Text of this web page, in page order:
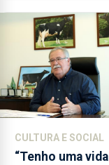
CULTURA E SOCIAL
“Tenho uma vida